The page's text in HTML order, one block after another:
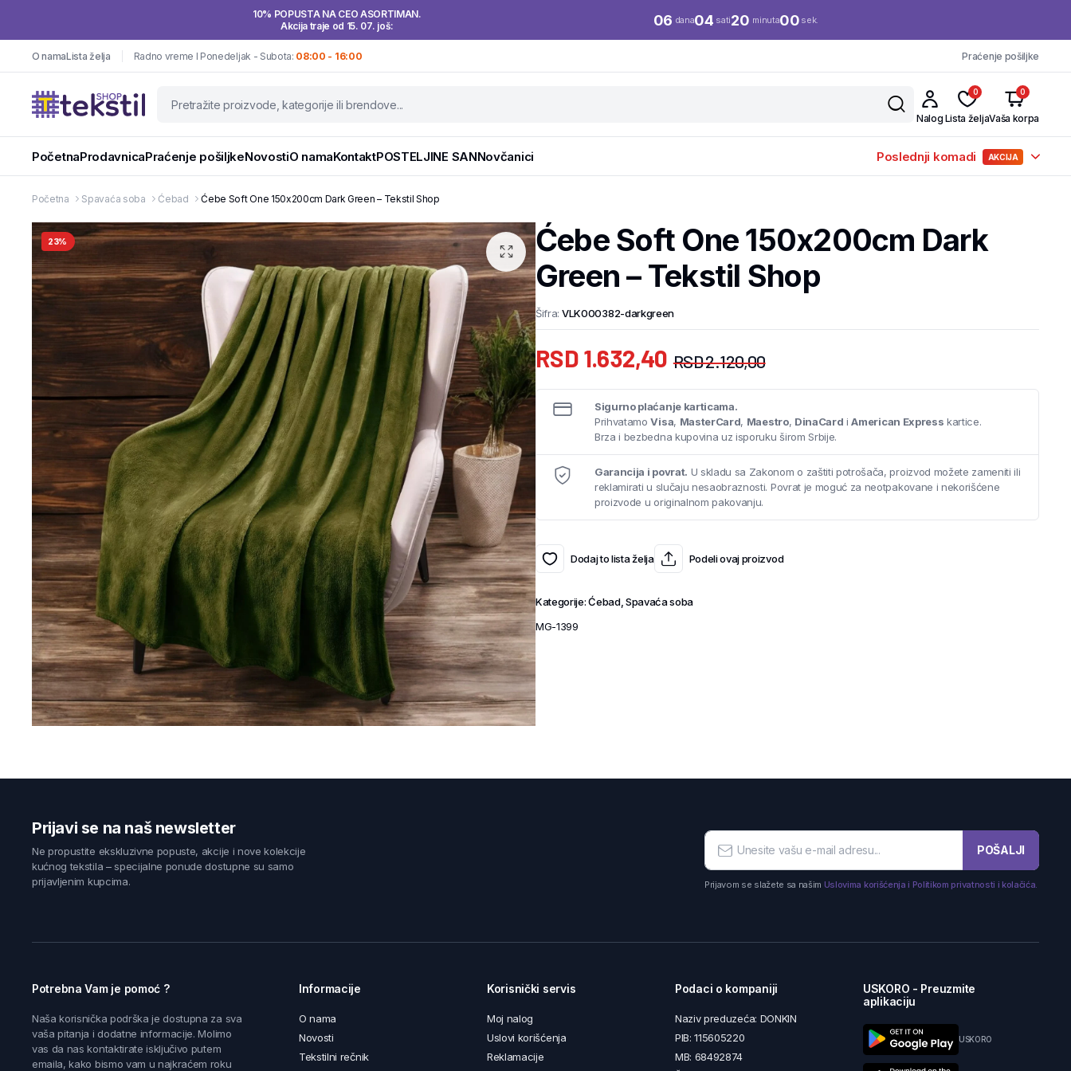
10% POPUSTA NA CEO ASORTIMAN.
Akcija traje od 15. 07. još:
06 dana04 sati20 minuta00 sek.
O namaLista želja Radno vreme I Ponedeljak - Subota: 08:00 - 16:00 Praćenje pošiljke
Nalog
0
Lista želja
0
Vaša korpa
PočetnaProdavnicaPraćenje pošiljkeNovostiO namaKontaktPOSTELJINE SANNovčanici Poslednji komadi AKCIJA
Početna Spavaća soba Ćebad Ćebe Soft One 150x200cm Dark Green – Tekstil Shop
23%
Ćebe Soft One 150x200cm Dark
Green – Tekstil Shop
Šifra: VLK000382-darkgreen
RSD2.120,00
RSD1.632,40
Sigurno plaćanje karticama.
PrihvatamoVisa, MasterCard, Maestro, DinaCard iAmerican Express kartice.
Brza i bezbedna kupovina uz isporuku širom Srbije.
Garancija i povrat. U skladu sa Zakonom o zaštiti potrošača, proizvod možete zameniti ili
reklamirati u slučaju nesaobraznosti. Povrat je moguć za neotpakovane i nekorišćene
proizvode u originalnom pakovanju.
Dodaj to lista želja Podeli ovaj proizvod
Kategorije:Ćebad, Spavaća soba
MG-1399
Prijavi se na naš newsletter
Ne propustite ekskluzivne popuste, akcije i nove kolekcije
kućnog tekstila – specijalne ponude dostupne su samo
prijavljenim kupcima.
POŠALJI
Prijavom se slažete sa našim Uslovima korišćenja i Politikom privatnosti i kolačića.
Potrebna Vam je pomoć ?
Naša korisnička podrška je dostupna za sva
vaša pitanja i dodatne informacije. Molimo
vas da nas kontaktirate isključivo putem
emaila, kako bismo vam u najkraćem roku
Informacije
O nama
Novosti
Tekstilni rečnik
Korisnički servis
Moj nalog
Uslovi korišćenja
Reklamacije
Podaci o kompaniji
Naziv preduzeća: DONKIN
PIB: 115605220
MB: 68492874
USKORO - Preuzmite
aplikaciju
USKORO